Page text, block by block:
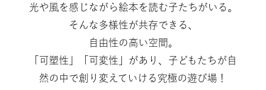
光や風を感じながら絵本を読む子たちがいる。
そんな多様性が共存できる、
自由性の高い空間。
「可塑性」「可変性」があり、子どもたちが自
然の中で創り変えていける究極の遊び場！